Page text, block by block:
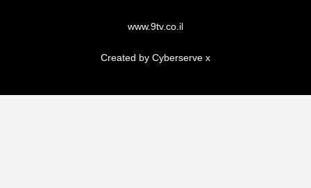
www.9tv.co.il
Created by Cyberserve x